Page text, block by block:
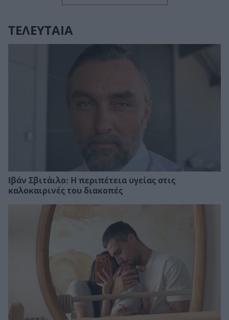
ΤΕΛΕΥΤΑΙΑ
Ιβάν Σβιτάιλο: Η περιπέτεια υγείας στις
καλοκαιρινές του διακοπές